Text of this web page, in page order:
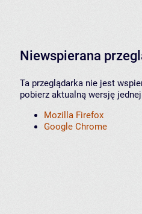
Niewspierana
Ta przeglądarka nie jest
pobierz aktualną wersję
Mozilla Firefox
Google Chrome